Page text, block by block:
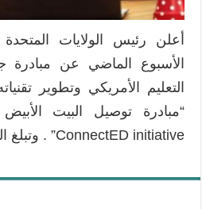
أعلن رئيس الولايات المتحدة
الأسبوع الماضي عن مبادرة
التعليم الأمريكي وتطوير
ConnectED initiative” . وتبلغ التكاليف الأولية …